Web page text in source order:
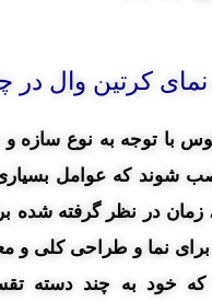
کرتین وال در
با توجه به نوع سازه
شوند که عوامل
زمان در نظر گرفته
برای نما و طراحی کلی و
که خود به چند دسته